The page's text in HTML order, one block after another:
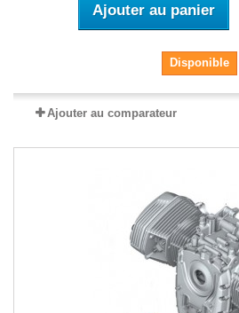
Ajouter au panier
Disponible
Ajouter au comparateur